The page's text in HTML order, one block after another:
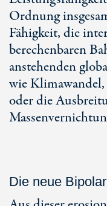
Ordnung
Fähigkeit, die
berechenbaren
anstehenden
wie
oder die
Die neue